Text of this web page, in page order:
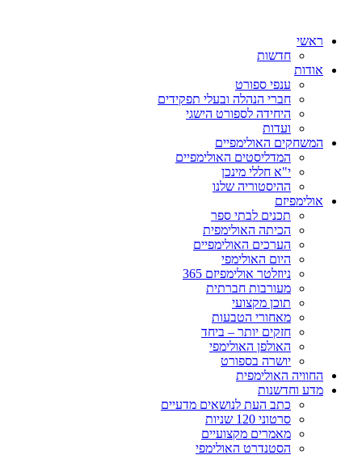
ראשי
חדשות
אודות
ענפי ספורט
חברי הנהלה ובעלי תפקידים
היחידה לספורט הישגי
ועדות
המשחקים האולימפיים
המדליסטים האולימפיים
י"א חללי מינכן
ההיסטוריה שלנו
אולימפיזם
תכנים לבתי ספר
הכיתה האולימפית
הערכים האולימפיים
היום האולימפי
ניוזלטר אולימפיזם 365
מעורבות חברתית
תוכן מקצועי
מאחורי הטבעות
חזקים יותר – ביחד
האולפן האולימפי
יושרה בספורט
החוויה האולימפית
מדע וחדשנות
כתב העת לנושאים מדעיים
סרטוני 120 שניות
מאמרים מקצועיים
הסטנדרט האולימפי